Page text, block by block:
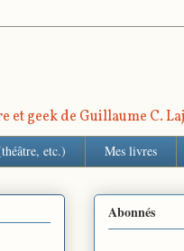
geek de Guillaume C.
etc.) Mes livres
Abonnés